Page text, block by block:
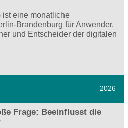
ist eine monatliche
Brandenburg für Anwender,
und Entscheider der digitalen
2026
Frage: Beeinflusst die